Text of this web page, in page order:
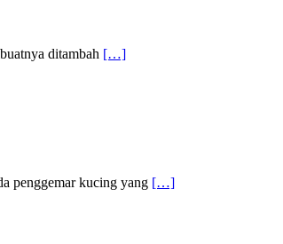
ditambah […]
penggemar kucing yang […]